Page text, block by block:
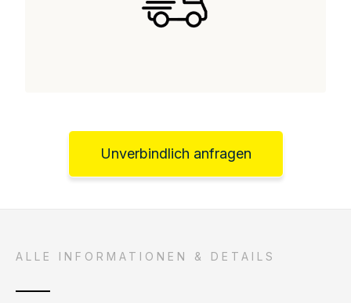
Unverbindlich anfragen
ALLE INFORMATIONEN & DETAILS